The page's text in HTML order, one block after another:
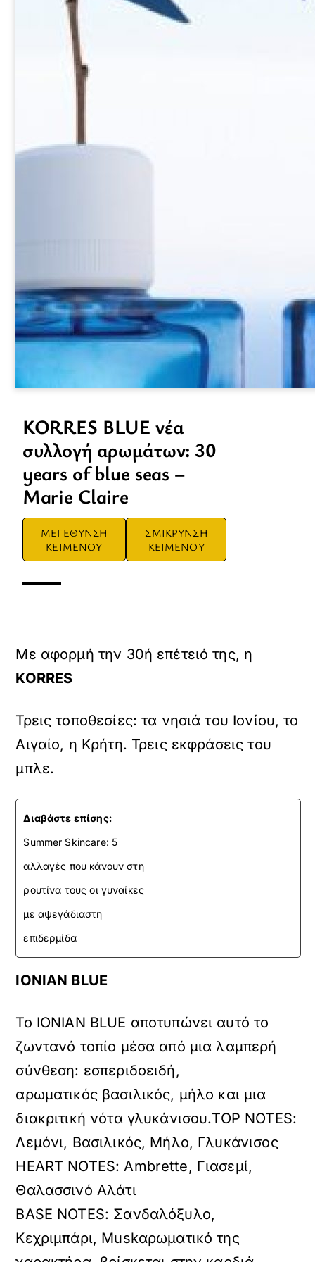
KORRES BLUE νέα
συλλογή αρωμάτων: 30
years of blue seas –
Marie Claire
ΜΕΓΕΘΥΝΣΗ
ΚΕΙΜΕΝΟΥ
ΣΜΙΚΡΥΝΣΗ
ΚΕΙΜΕΝΟΥ
Με αφορμή την 30ή επέτειό της, η
KORRES
Τρεις τοποθεσίες: τα νησιά του Ιονίου, το
Αιγαίο, η Κρήτη. Τρεις εκφράσεις του
μπλε.
Διαβάστε επίσης:
Summer Skincare: 5
αλλαγές που κάνουν στη
ρουτίνα τους οι γυναίκες
με αψεγάδιαστη
επιδερμίδα
IONIAN BLUE
Το IONIAN BLUE αποτυπώνει αυτό το
ζωντανό τοπίο μέσα από μια λαμπερή
σύνθεση: εσπεριδοειδή,
αρωματικός βασιλικός, μήλο και μια
διακριτική νότα γλυκάνισου.TOP NOTES:
Λεμόνι, Βασιλικός, Μήλο, Γλυκάνισος
HEART NOTES: Ambrette, Γιασεμί,
Θαλασσινό Αλάτι
BASE NOTES: Σανδαλόξυλο,
Κεχριμπάρι, Muskαρωματικό της